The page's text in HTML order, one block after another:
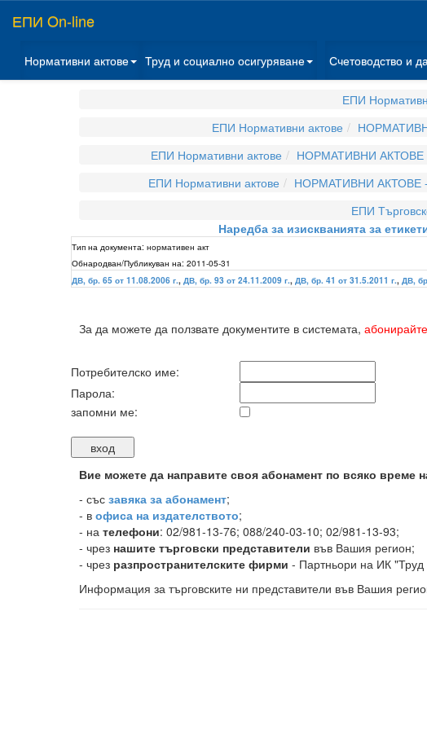
ЕПИ On-line
Нормативни актове Труд и социално осигуряване Счетоводство и
ЕПИ
ЕПИ Нормативни актове
ЕПИ Нормативни актове
НОРМАТИВНИ
ЕПИ Нормативни актове
НОРМАТИВНИ АКТОВЕ
ЕПИ
Наредба за изискванията за
Тип на документа: нормативен акт
Обнародван/Публикуван на: 2011-05-31
ДВ, бр. 65 от 11.08.2006 г., ДВ, бр. 93 от 24.11.2009 г., ДВ, бр. 41 от 31.5.2011 г., ДВ,
За да можете да ползвате документите в системата,
Потребителско име:
Парола:
запомни ме:
Вие можете да направите своя абонамент по всяко време
- със завяка за абонамент;
- в офиса на издателството;
- на телефони: 02/981-13-76; 088/240-03-10; 02/981-13-93;
- чрез нашите търговски представители във Вашия регион;
- чрез разпространителските фирми - Партньори на ИК "Труд
Информация за търговските ни представители във Вашия